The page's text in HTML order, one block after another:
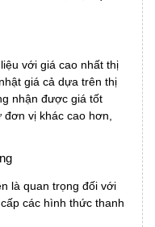
với giá cao nhất thị
giá cả dựa trên thị
nhận được giá tốt
vị khác cao hơn,
là quan trọng đối với
các hình thức thanh